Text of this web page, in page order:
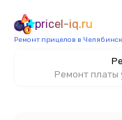
pricel-iq.ru
Ремонт прицелов в
Ремонт платы